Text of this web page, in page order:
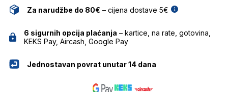
Za narudžbe do 80€ – cijena dostave 5€
6 sigurnih opcija plaćanja – kartice, na rate, gotovina,
KEKS Pay, Aircash, Google Pay
Jednostavan povrat unutar 14 dana